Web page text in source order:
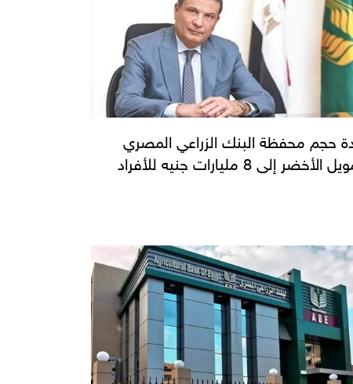
حجم محفظة البنك الزراعي المصري
إلى 8 مليارات جنيه للأفراد